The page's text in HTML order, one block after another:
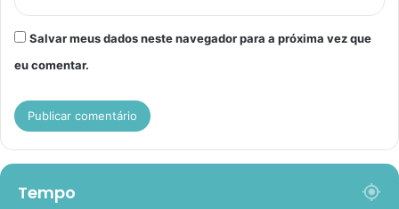
Salvar meus dados neste navegador para a próxima vez que
eu comentar.
Tempo